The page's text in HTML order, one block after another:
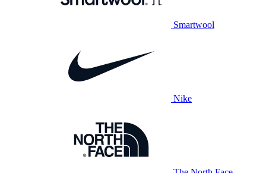
Smartwool
Nike